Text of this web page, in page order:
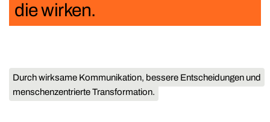
die wirken.
Durch wirksame Kommunikation, bessere Entscheidungen und
menschenzentrierte Transformation.